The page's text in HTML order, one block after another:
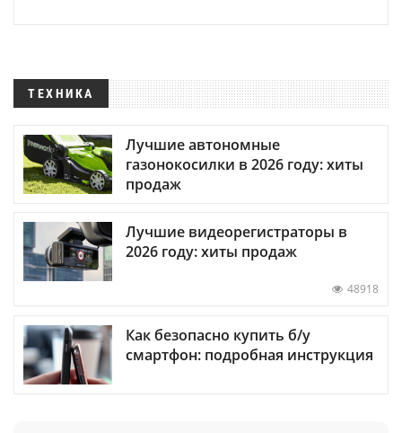
ТЕХНИКА
Лучшие автономные
газонокосилки в 2026 году: хиты
продаж
Лучшие видеорегистраторы в
2026 году: хиты продаж
48918
Как безопасно купить б/у
смартфон: подробная инструкция